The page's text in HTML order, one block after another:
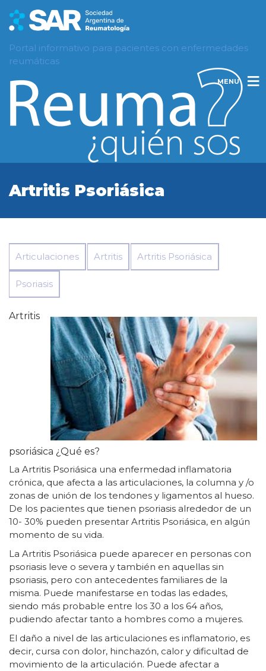
Portal informativo para pacientes con enfermedades
reumáticas
MENU
Artritis Psoriásica
Articulaciones Artritis Artritis Psoriásica
Psoriasis
Artritis
psoriásica ¿Qué es?
La Artritis Psoriásica una enfermedad inflamatoria
crónica, que afecta a las articulaciones, la columna y /o
zonas de unión de los tendones y ligamentos al hueso.
De los pacientes que tienen psoriasis alrededor de un
10- 30% pueden presentar Artritis Psoriásica, en algún
momento de su vida.
La Artritis Psoriásica puede aparecer en personas con
psoriasis leve o severa y también en aquellas sin
psoriasis, pero con antecedentes familiares de la
misma. Puede manifestarse en todas las edades,
siendo más probable entre los 30 a los 64 años,
pudiendo afectar tanto a hombres como a mujeres.
El daño a nivel de las articulaciones es inflamatorio, es
decir, cursa con dolor, hinchazón, calor y dificultad de
movimiento de la articulación. Puede afectar a